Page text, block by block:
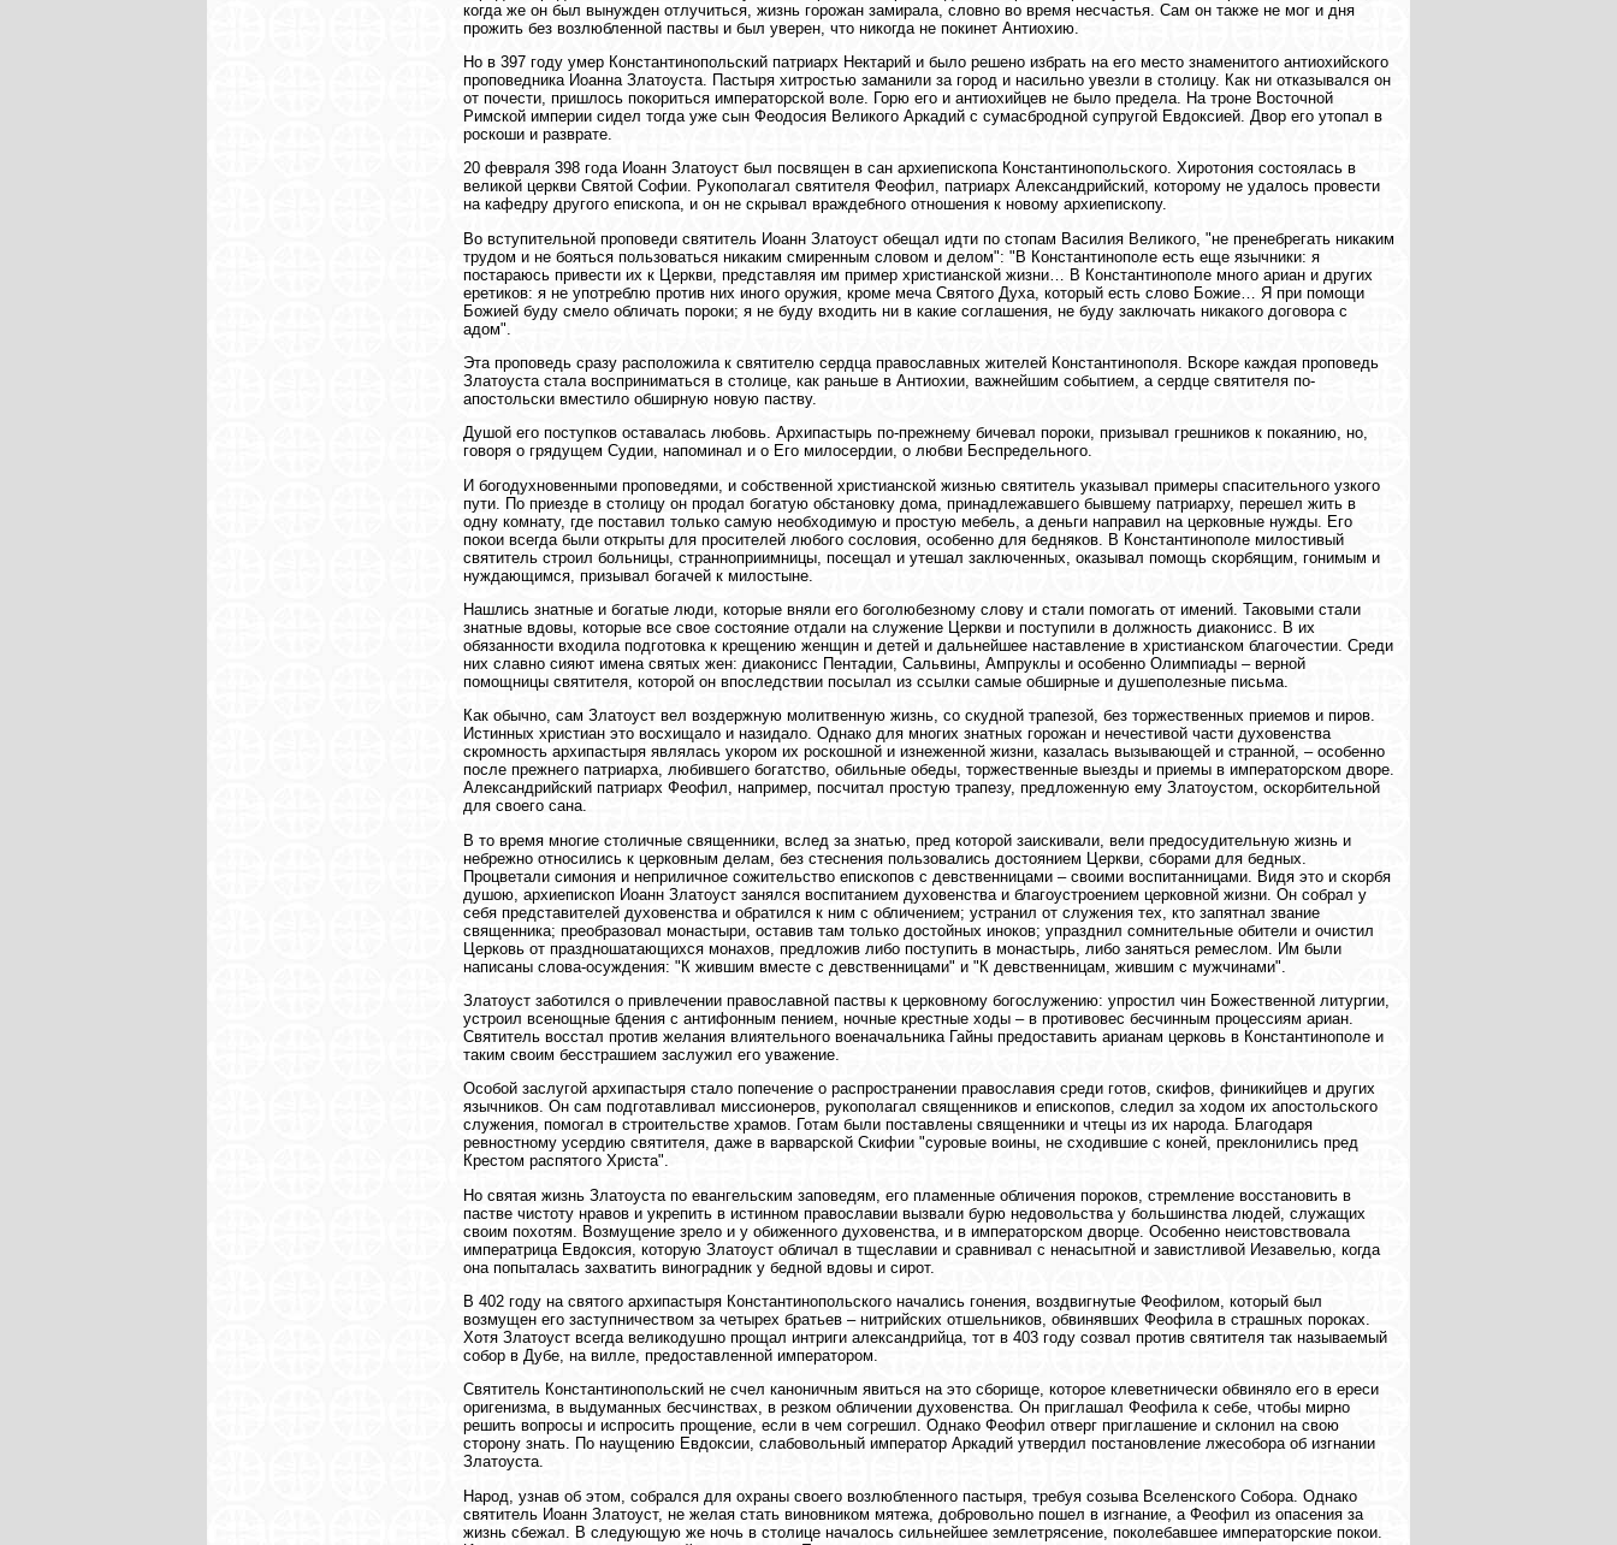
когда же он был вынужден отлучиться, жизнь горожан замирала, словно во время несчастья. Сам он также не мог и дня
прожить без возлюбленной паствы и был уверен, что никогда не покинет Антиохию.
Но в 397 году умер Константинопольский патриарх Нектарий и было решено избрать на его место знаменитого антиохийского
проповедника Иоанна Златоуста. Пастыря хитростью заманили за город и насильно увезли в столицу. Как ни отказывался он
от почести, пришлось покориться императорской воле. Горю его и антиохийцев не было предела. На троне Восточной
Римской империи сидел тогда уже сын Феодосия Великого Аркадий с сумасбродной супругой Евдоксией. Двор его утопал в
роскоши и разврате.
20 февраля 398 года Иоанн Златоуст был посвящен в сан архиепископа Константинопольского. Хиротония состоялась в
великой церкви Святой Софии. Рукополагал святителя Феофил, патриарх Александрийский, которому не удалось провести
на кафедру другого епископа, и он не скрывал враждебного отношения к новому архиепископу.
Во вступительной проповеди святитель Иоанн Златоуст обещал идти по стопам Василия Великого, "не пренебрегать никаким
трудом и не бояться пользоваться никаким смиренным словом и делом": "В Константинополе есть еще язычники: я
постараюсь привести их к Церкви, представляя им пример христианской жизни… В Константинополе много ариан и других
еретиков: я не употреблю против них иного оружия, кроме меча Святого Духа, который есть слово Божие… Я при помощи
Божией буду смело обличать пороки; я не буду входить ни в какие соглашения, не буду заключать никакого договора с
адом".
Эта проповедь сразу расположила к святителю сердца православных жителей Константинополя. Вскоре каждая проповедь
Златоуста стала восприниматься в столице, как раньше в Антиохии, важнейшим событием, а сердце святителя по-
апостольски вместило обширную новую паству.
Душой его поступков оставалась любовь. Архипастырь по-прежнему бичевал пороки, призывал грешников к покаянию, но,
говоря о грядущем Судии, напоминал и о Его милосердии, о любви Беспредельного.
И богодухновенными проповедями, и собственной христианской жизнью святитель указывал примеры спасительного узкого
пути. По приезде в столицу он продал богатую обстановку дома, принадлежавшего бывшему патриарху, перешел жить в
одну комнату, где поставил только самую необходимую и простую мебель, а деньги направил на церковные нужды. Его
покои всегда были открыты для просителей любого сословия, особенно для бедняков. В Константинополе милостивый
святитель строил больницы, странноприимницы, посещал и утешал заключенных, оказывал помощь скорбящим, гонимым и
нуждающимся, призывал богачей к милостыне.
Нашлись знатные и богатые люди, которые вняли его боголюбезному слову и стали помогать от имений. Таковыми стали
знатные вдовы, которые все свое состояние отдали на служение Церкви и поступили в должность диаконисс. В их
обязанности входила подготовка к крещению женщин и детей и дальнейшее наставление в христианском благочестии. Среди
них славно сияют имена святых жен: диаконисс Пентадии, Сальвины, Ампруклы и особенно Олимпиады – верной
помощницы святителя, которой он впоследствии посылал из ссылки самые обширные и душеполезные письма.
Как обычно, сам Златоуст вел воздержную молитвенную жизнь, со скудной трапезой, без торжественных приемов и пиров.
Истинных христиан это восхищало и назидало. Однако для многих знатных горожан и нечестивой части духовенства
скромность архипастыря являлась укором их роскошной и изнеженной жизни, казалась вызывающей и странной, – особенно
после прежнего патриарха, любившего богатство, обильные обеды, торжественные выезды и приемы в императорском дворе.
Александрийский патриарх Феофил, например, посчитал простую трапезу, предложенную ему Златоустом, оскорбительной
для своего сана.
В то время многие столичные священники, вслед за знатью, пред которой заискивали, вели предосудительную жизнь и
небрежно относились к церковным делам, без стеснения пользовались достоянием Церкви, сборами для бедных.
Процветали симония и неприличное сожительство епископов с девственницами – своими воспитанницами. Видя это и скорбя
душою, архиепископ Иоанн Златоуст занялся воспитанием духовенства и благоустроением церковной жизни. Он собрал у
себя представителей духовенства и обратился к ним с обличением; устранил от служения тех, кто запятнал звание
священника; преобразовал монастыри, оставив там только достойных иноков; упразднил сомнительные обители и очистил
Церковь от праздношатающихся монахов, предложив либо поступить в монастырь, либо заняться ремеслом. Им были
написаны слова-осуждения: "К жившим вместе с девственницами" и "К девственницам, жившим с мужчинами".
Златоуст заботился о привлечении православной паствы к церковному богослужению: упростил чин Божественной литургии,
устроил всенощные бдения с антифонным пением, ночные крестные ходы – в противовес бесчинным процессиям ариан.
Святитель восстал против желания влиятельного военачальника Гайны предоставить арианам церковь в Константинополе и
таким своим бесстрашием заслужил его уважение.
Особой заслугой архипастыря стало попечение о распространении православия среди готов, скифов, финикийцев и других
язычников. Он сам подготавливал миссионеров, рукополагал священников и епископов, следил за ходом их апостольского
служения, помогал в строительстве храмов. Готам были поставлены священники и чтецы из их народа. Благодаря
ревностному усердию святителя, даже в варварской Скифии "суровые воины, не сходившие с коней, преклонились пред
Крестом распятого Христа".
Но святая жизнь Златоуста по евангельским заповедям, его пламенные обличения пороков, стремление восстановить в
пастве чистоту нравов и укрепить в истинном православии вызвали бурю недовольства у большинства людей, служащих
своим похотям. Возмущение зрело и у обиженного духовенства, и в императорском дворце. Особенно неистовствовала
императрица Евдоксия, которую Златоуст обличал в тщеславии и сравнивал с ненасытной и завистливой Иезавелью, когда
она попыталась захватить виноградник у бедной вдовы и сирот.
В 402 году на святого архипастыря Константинопольского начались гонения, воздвигнутые Феофилом, который был
возмущен его заступничеством за четырех братьев – нитрийских отшельников, обвинявших Феофила в страшных пороках.
Хотя Златоуст всегда великодушно прощал интриги александрийца, тот в 403 году созвал против святителя так называемый
собор в Дубе, на вилле, предоставленной императором.
Святитель Константинопольский не счел каноничным явиться на это сборище, которое клеветнически обвиняло его в ереси
оригенизма, в выдуманных бесчинствах, в резком обличении духовенства. Он приглашал Феофила к себе, чтобы мирно
решить вопросы и испросить прощение, если в чем согрешил. Однако Феофил отверг приглашение и склонил на свою
сторону знать. По наущению Евдоксии, слабовольный император Аркадий утвердил постановление лжесобора об изгнании
Златоуста.
Народ, узнав об этом, собрался для охраны своего возлюбленного пастыря, требуя созыва Вселенского Собора. Однако
святитель Иоанн Златоуст, не желая стать виновником мятежа, добровольно пошел в изгнание, а Феофил из опасения за
жизнь сбежал. В следующую же ночь в столице началось сильнейшее землетрясение, поколебавшее императорские покои.